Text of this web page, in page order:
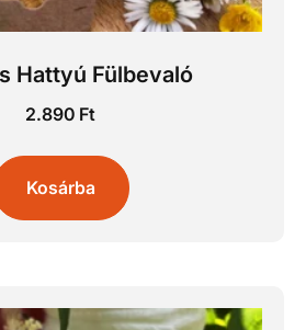
Hattyú Fülbevaló
2.890 Ft
Kosárba